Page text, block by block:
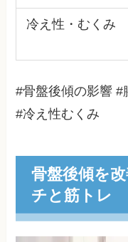
冷え性・むくみ
#骨盤後傾の影響 #
#冷え性むくみ
骨盤後傾を
チと筋トレ